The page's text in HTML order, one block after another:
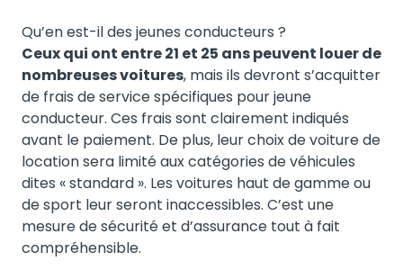
Qu’en est-il des jeunes conducteurs ?
Ceux qui ont entre 21 et 25 ans peuvent louer de
nombreuses voitures, mais ils devront s’acquitter
de frais de service spécifiques pour jeune
conducteur. Ces frais sont clairement indiqués
avant le paiement. De plus, leur choix de voiture de
location sera limité aux catégories de véhicules
dites « standard ». Les voitures haut de gamme ou
de sport leur seront inaccessibles. C’est une
mesure de sécurité et d’assurance tout à fait
compréhensible.